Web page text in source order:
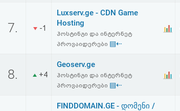
პასუხისმგებლობის
7. -1
Luxserv.ge - CDN Game
Hosting
ჰოსტინგი და ინტერნეტ
პროვაიდერები ▤⇠
8. +4
Geoserv.ge
ჰოსტინგი და ინტერნეტ
პროვაიდერები ▤⇠
FINDDOMAIN.GE - დომენი /